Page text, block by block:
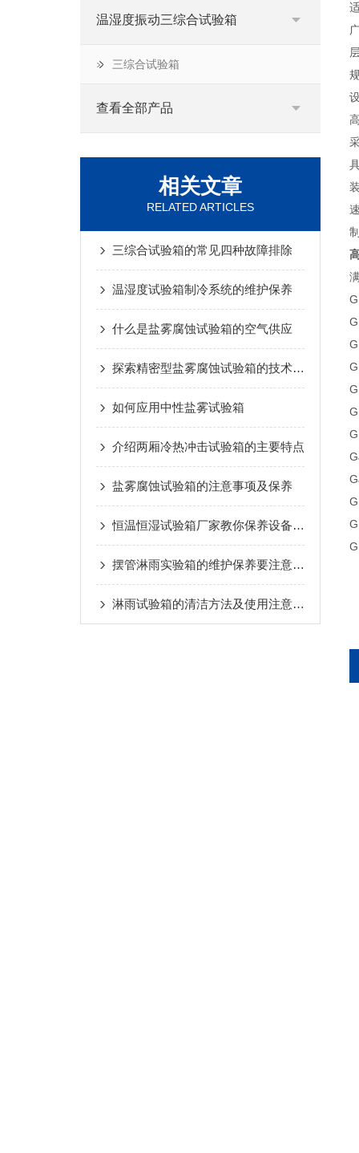
温湿度振动三综合试验箱
三综合试验箱
查看全部产品
相关文章
RELATED ARTICLES
三综合试验箱的常见四种故障排除
温湿度试验箱制冷系统的维护保养
什么是盐雾腐蚀试验箱的空气供应
探索精密型盐雾腐蚀试验箱的技术创新
如何应用中性盐雾试验箱
介绍两厢冷热冲击试验箱的主要特点
盐雾腐蚀试验箱的注意事项及保养
恒温恒湿试验箱厂家教你保养设备的小技巧
摆管淋雨实验箱的维护保养要注意哪些操作
淋雨试验箱的清洁方法及使用注意事项